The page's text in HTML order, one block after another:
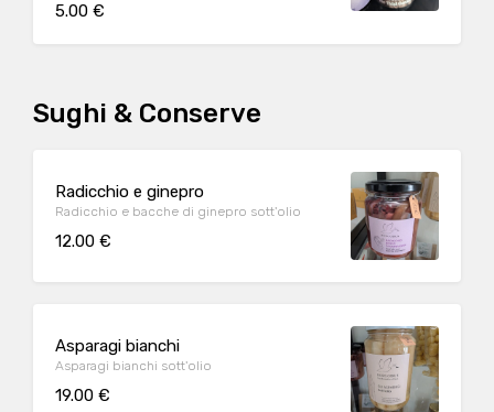
5.00 €
Sughi & Conserve
Radicchio e ginepro
Radicchio e bacche di ginepro sott'olio
12.00 €
Asparagi bianchi
Asparagi bianchi sott'olio
19.00 €